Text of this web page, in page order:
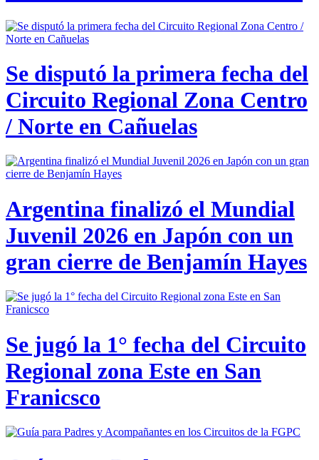
Se disputó la primera fecha del
Circuito Regional Zona Centro
/ Norte en Cañuelas
Argentina finalizó el Mundial
Juvenil 2026 en Japón con un
gran cierre de Benjamín Hayes
Se jugó la 1° fecha del Circuito
Regional zona Este en San
Franicsco